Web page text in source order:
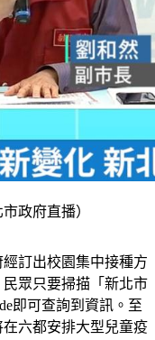
眾只要掃描「新北市
即可查詢到資訊。至
六都安排大型兒童疫
中，如果有需要，地